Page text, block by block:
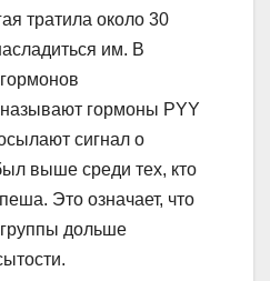
тратила около 30
им. В
гормоны PYY
сигнал о
выше среди тех, кто
Это означает, что
дольше